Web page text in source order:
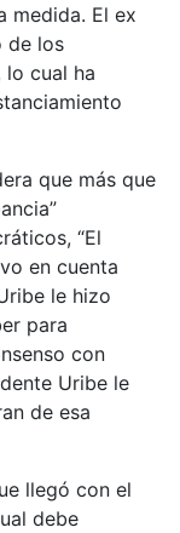
medida. El ex
de los
cual ha
que más que
“El
en cuenta
le hizo
para
con
Uribe le
de esa
llegó con el
debe